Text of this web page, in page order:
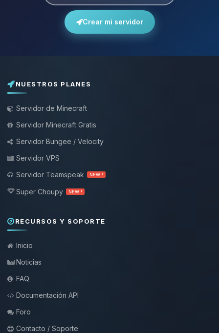
Crear mi servidor
NUESTROS PLANES
Servidor de Minecraft
Servidor Minecraft Gratis
Servidor Bungee / Velocity
Servidor VPS
Servidor Teamspeak
NEW !
Super Choupy NEW !
RECURSOS Y SOPORTE
Inicio
Noticias
FAQ
Documentación API
Foro
Contacto / Soporte